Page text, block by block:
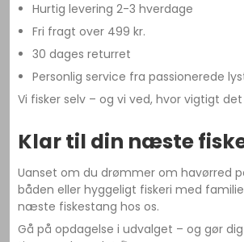
Hurtig levering 2-3 hverdage
Fri fragt over 499 kr.
30 dages returret
Personlig service fra passionerede
Vi fisker selv – og vi ved, hvor vigtigt
Klar til din næste
Uanset om du drømmer om havørred
båden eller hyggeligt fiskeri med
næste fiskestang hos os.
Gå på opdagelse i udvalget – og gør